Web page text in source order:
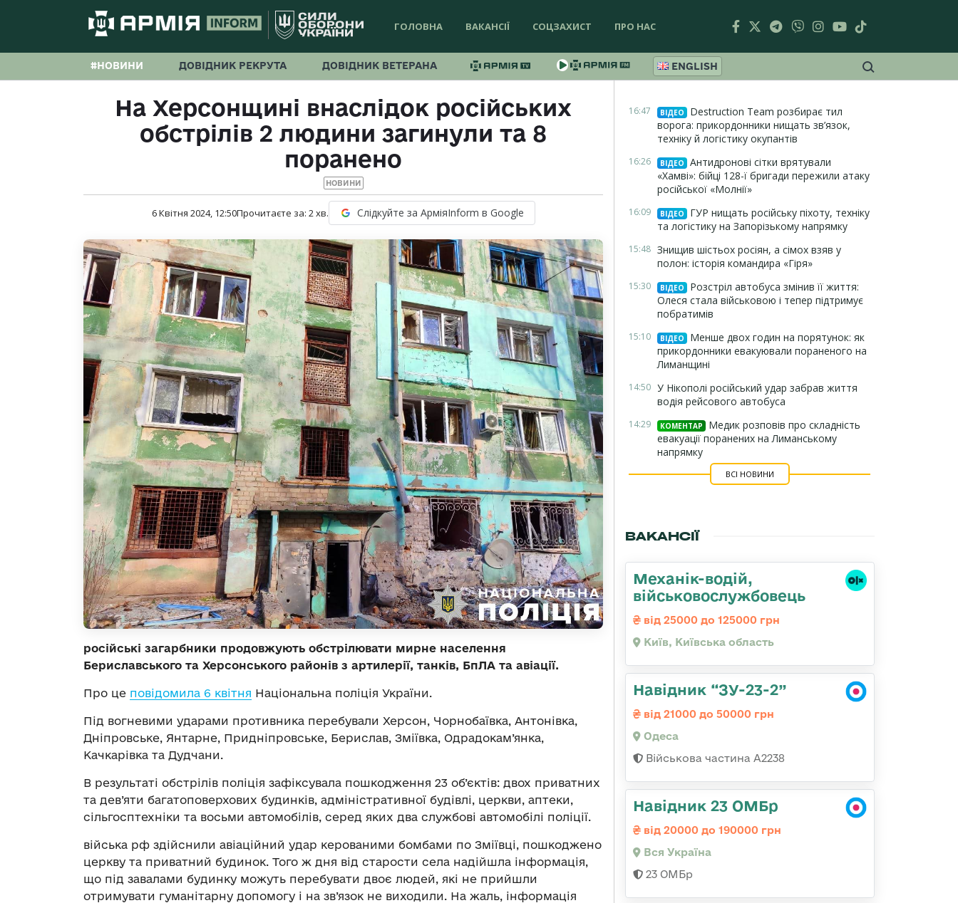
ГОЛОВНА ВАКАНСІЇ СОЦЗАХИСТ ПРО НАС
#НОВИНИ ДОВІДНИК РЕКРУТА ДОВІДНИК ВЕТЕРАНА ENGLISH
На Херсонщині внаслідок російських
обстрілів 2 людини загинули та 8
поранено
НОВИНИ
6 Квітня 2024, 12:50Прочитаєте за: 2хв. Слідкуйте за АрміяInform в Google
російські загарбники продовжують обстрілювати мирне населення
Бериславського та Херсонського районів з артилерії, танків, БпЛА та авіації.
Про це повідомила 6 квітня Національна поліція України.
Під вогневими ударами противника перебували Херсон, Чорнобаївка, Антонівка,
Дніпровське, Янтарне, Придніпровське, Берислав, Зміївка, Одрадокам’янка,
Качкарівка та Дудчани.
В результаті обстрілів поліція зафіксувала пошкодження 23 об’єктів: двох приватних
та дев’яти багатоповерхових будинків, адміністративної будівлі, церкви, аптеки,
сільгосптехніки та восьми автомобілів, серед яких два службові автомобілі поліції.
війська рф здійснили авіаційний удар керованими бомбами по Зміївці, пошкоджено
церкву та приватний будинок. Того ж дня від старости села надійшла інформація,
що під завалами будинку можуть перебувати двоє людей, які не прийшли
отримувати гуманітарну допомогу і на зв’язок не виходили. На жаль, інформація
16:47 ВІДЕО
Destruction Team розбирає тил
ворога: прикордонники нищать зв’язок,
техніку й логістику окупантів
16:26 ВІДЕО
Антидронові сітки врятували
«Хамві»: бійці 128-ї бригади пережили атаку
російської «Молнії»
16:09 ВІДЕО
ГУР нищать російську піхоту, техніку
та логістику на Запорізькому напрямку
15:48 Знищив шістьох росіян, а сімох взяв у
полон: історія командира «Гіря»
15:30 ВІДЕО
Розстріл автобуса змінив її життя:
Олеся стала військовою і тепер підтримує
побратимів
15:10 ВІДЕО
Менше двох годин на порятунок: як
прикордонники евакуювали пораненого на
Лиманщині
14:50 У Нікополі російський удар забрав життя
водія рейсового автобуса
14:29 КОМЕНТАР
Медик розповів про складність
евакуації поранених на Лиманському
напрямку
ВСІ НОВИНИ
ВАКАНСІЇ
Механік-водій,
військовослужбовець
від 25000 до 125000 грн
Київ, Київська область
Навідник “ЗУ-23-2”
від 21000 до 50000 грн
Одеса
Військова частина А2238
Навідник 23 ОМБр
від 20000 до 190000 грн
Вся Україна
23 ОМБр